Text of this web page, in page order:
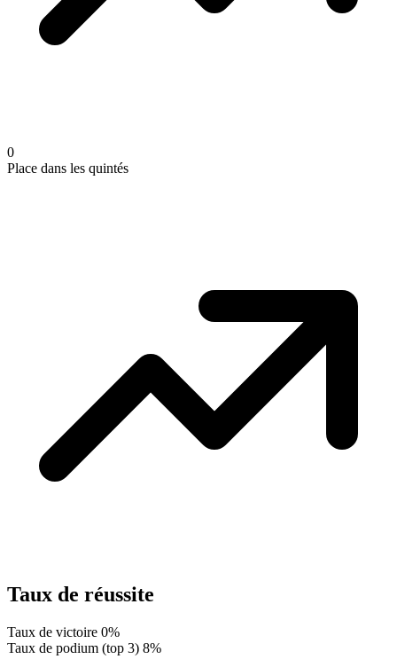
0
Place dans les quintés
Taux de réussite
Taux de victoire 0%
Taux de podium (top 3) 8%